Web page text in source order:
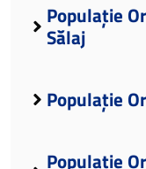
Populație
Sălaj
Populație
Populație